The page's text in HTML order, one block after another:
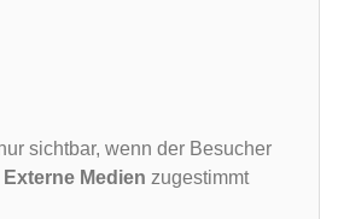
sichtbar, wenn der Besucher
Externe Medien zugestimmt